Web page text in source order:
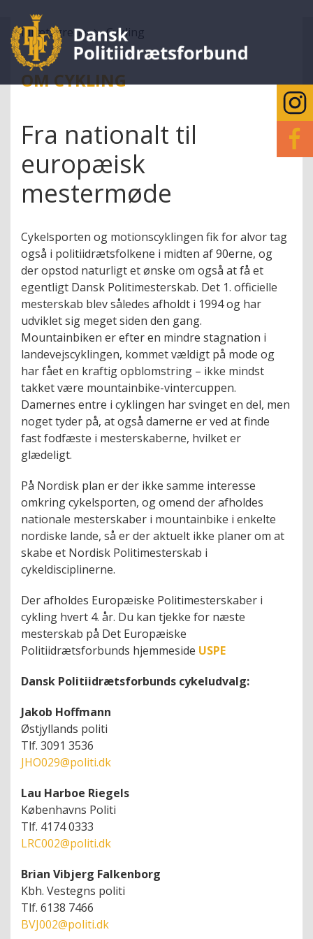
Idrætsgrene Cykling
OM CYKLING
Fra nationalt til
europæisk
mestermøde
Cykelsporten og motionscyklingen fik for alvor tag
også i politiidrætsfolkene i midten af 90erne, og
der opstod naturligt et ønske om også at få et
egentligt Dansk Politimesterskab. Det 1. officielle
mesterskab blev således afholdt i 1994 og har
udviklet sig meget siden den gang.
Mountainbiken er efter en mindre stagnation i
landevejscyklingen, kommet vældigt på mode og
har fået en kraftig opblomstring – ikke mindst
takket være mountainbike-vintercuppen.
Damernes entre i cyklingen har svinget en del, men
noget tyder på, at også damerne er ved at finde
fast fodfæste i mesterskaberne, hvilket er
glædeligt.
På Nordisk plan er der ikke samme interesse
omkring cykelsporten, og omend der afholdes
nationale mesterskaber i mountainbike i enkelte
nordiske lande, så er der aktuelt ikke planer om at
skabe et Nordisk Politimesterskab i
cykeldisciplinerne.
Der afholdes Europæiske Politimesterskaber i
cykling hvert 4. år. Du kan tjekke for næste
mesterskab på Det Europæiske
Politiidrætsforbunds hjemmeside USPE
Dansk Politiidrætsforbunds cykeludvalg:
Jakob Hoffmann
Østjyllands politi
Tlf. 3091 3536
JHO029@politi.dk
Lau Harboe Riegels
Københavns Politi
Tlf. 4174 0333
LRC002@politi.dk
Brian Vibjerg Falkenborg
Kbh. Vestegns politi
Tlf. 6138 7466
BVJ002@politi.dk